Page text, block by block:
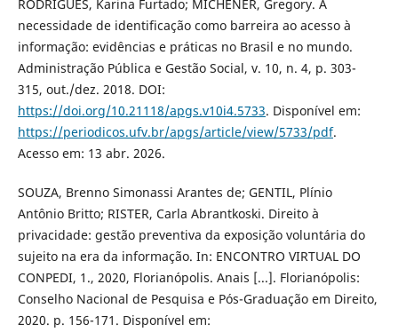
RODRIGUES, Karina Furtado; MICHENER, Gregory. A
necessidade de identificação como barreira ao acesso à
informação: evidências e práticas no Brasil e no mundo.
Administração Pública e Gestão Social, v. 10, n. 4, p. 303-
315, out./dez. 2018. DOI:
https://doi.org/10.21118/apgs.v10i4.5733. Disponível em:
https://periodicos.ufv.br/apgs/article/view/5733/pdf.
Acesso em: 13 abr. 2026.
SOUZA, Brenno Simonassi Arantes de; GENTIL, Plínio
Antônio Britto; RISTER, Carla Abrantkoski. Direito à
privacidade: gestão preventiva da exposição voluntária do
sujeito na era da informação. In: ENCONTRO VIRTUAL DO
CONPEDI, 1., 2020, Florianópolis. Anais [...]. Florianópolis:
Conselho Nacional de Pesquisa e Pós-Graduação em Direito,
2020. p. 156-171. Disponível em: